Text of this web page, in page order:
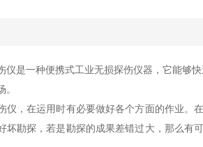
一种便携式工业无损探伤仪器，它能够快
，在运用时有必要做好各个方面的作业。在
坏勘探，若是勘探的成果差错过大，那么有